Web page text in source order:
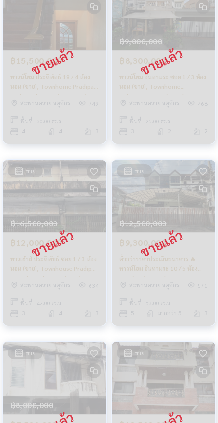
฿15,500,000
ทาวน์โฮม ประดิพัทธ์ 19 / 4 ห้อง
นอน (ขาย), Townhome Pradipat
19 / 4 Bedrooms (FOR SALE)
NUB687สะพานควาย จตุจักร 749
พื้นที่ : 30.00 ตร.ว.
4 4
฿9,000,000
฿8,300,000
ทาวน์โฮม อินทามระ ซอย 1 / 3 ห้อง
นอน (ขาย), Townhome
Inthamara Soi 1 / 3 Bedrooms
(FOR SALE) NUB689
สะพานควาย จตุจักร 468
พื้นที่ : 25.00 ตร.ว.
2 2
ขาย
฿16,500,000
฿12,000,000
ทาวเฮ้าส์ ประดิพัทธ์ ซอย 1 / 3 ห้อง
นอน (ขาย), Townhouse Pradipat
Soi 1 / 3 Bedrooms (SALE)
NUB625สะพานควาย จตุจักร 634
พื้นที่ : 42.00 ตร.ว.
4
ขาย
฿12,500,000
฿9,300,000
ต่ำกว่าราคาประเมินธนาคาร 🔥
ทาวน์โฮม อินทามระ 10 / 5 ห้อง
นอน (ขาย), Townhome
Inthamara 10 / 5 Bedrooms
(SALE) NUB706
สะพานควาย จตุจักร 571
พื้นที่ : 53.00 ตร.ว.
5 มากกว่า 5
ขาย
฿8,000,000
ขาย